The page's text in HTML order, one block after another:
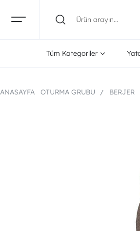
Tüm Kategoriler
ANASAYFA OTURMA GRUBU BERJER